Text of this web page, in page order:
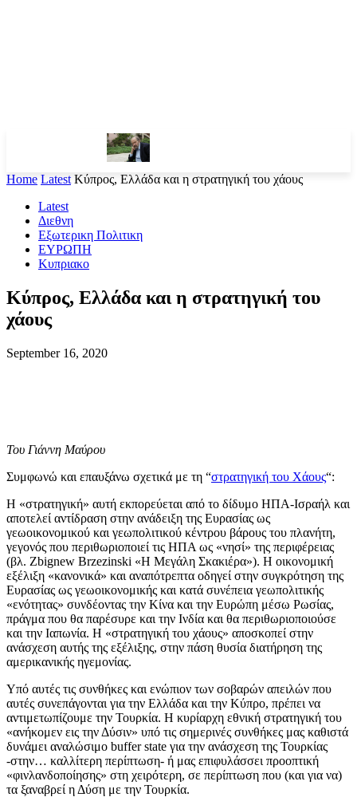
Home Latest Κύπρος, Ελλάδα και η στρατηγική του χάους
Latest
Διεθνη
Εξωτερικη Πολιτικη
ΕΥΡΩΠΗ
Κυπριακο
Κύπρος, Ελλάδα και η στρατηγική του
χάους
September 16, 2020
Του Γιάννη Μαύρου
Συμφωνώ και επαυξάνω σχετικά με τη “στρατηγική του Χάους“:
Η «στρατηγική» αυτή εκπορεύεται από το δίδυμο ΗΠΑ-Ισραήλ και
αποτελεί αντίδραση στην ανάδειξη της Ευρασίας ως
γεωοικονομικού και γεωπολιτικού κέντρου βάρους του πλανήτη,
γεγονός που περιθωριοποιεί τις ΗΠΑ ως «νησί» της περιφέρειας
(βλ. Zbignew Brzezinski «Η Μεγάλη Σκακιέρα»). Η οικονομική
εξέλιξη «κανονικά» και αναπότρεπτα οδηγεί στην συγκρότηση της
Ευρασίας ως γεωοικονομικής και κατά συνέπεια γεωπολιτικής
«ενότητας» συνδέοντας την Κίνα και την Ευρώπη μέσω Ρωσίας,
πράγμα που θα παρέσυρε και την Ινδία και θα περιθωριοποιούσε
και την Ιαπωνία. Η «στρατηγική του χάους» αποσκοπεί στην
ανάσχεση αυτής της εξέλιξης, στην πάση θυσία διατήρηση της
αμερικανικής ηγεμονίας.
Υπό αυτές τις συνθήκες και ενώπιον των σοβαρών απειλών που
αυτές συνεπάγονται για την Ελλάδα και την Κύπρο, πρέπει να
αντιμετωπίζουμε την Τουρκία. Η κυρίαρχη εθνική στρατηγική του
«ανήκομεν εις την Δύσιν» υπό τις σημερινές συνθήκες μας καθιστά
δυνάμει αναλώσιμο buffer state για την ανάσχεση της Τουρκίας
-στην… καλλίτερη περίπτωση- ή μας επιφυλάσσει προοπτική
«φινλανδοποίησης» στη χειρότερη, σε περίπτωση που (και για να)
τα ξαναβρεί η Δύση με την Τουρκία.